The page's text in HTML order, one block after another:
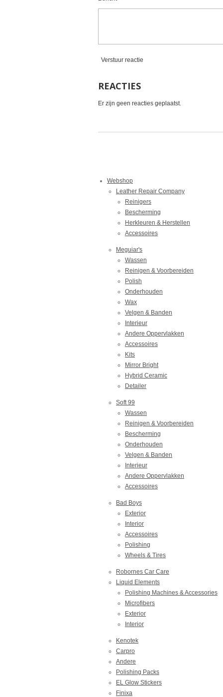
n
Verstuur reactie
REACTIES
Er zijn geen reacties geplaatst.
Webshop
Leather Repair Company
Reinigers
Bescherming
Herkleuren & Herstellen
Accessoires
Meguiar's
Wassen
Reinigen & Voorbereiden
Polish
Onderhouden
Wax
Velgen & Banden
Interieur
Andere Oppervlakken
Accessoires
Kits
Mirror Bright
Hybrid Ceramic
Detailer
Soft 99
Wassen
Reinigen & Voorbereiden
Bescherming
Onderhouden
Velgen & Banden
Interieur
Andere Oppervlakken
Accessoires
Bad Boys
Exterior
Interior
Accessoires
Polishing
Wheels & Tires
Robornes Car Care
Liquid Elements
Polishing Machines & Accessories
Microfibers
Exterior
Interior
Kenotek
Carpro
Andere
Polishing Packs
EL Glow Stickers
Finixa